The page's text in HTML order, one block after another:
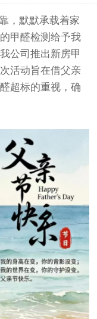
，默默承载着家
甲醛检测给予我
公司推出新房甲
活动旨在借父亲
超标的重视，确